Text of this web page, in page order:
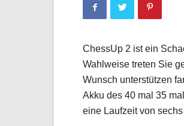
ChessUp 2 ist ein
Wahlweise treten Sie
Wunsch unterstützen
Akku des 40 mal 35
eine Laufzeit von